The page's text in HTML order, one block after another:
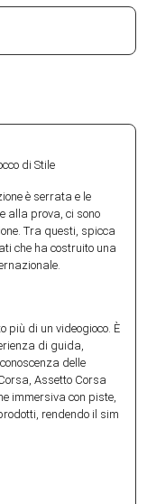
di Stile
è serrata e le
alla prova, ci sono
Tra questi, spicca
che ha costruito una
più di un videogioco. È
di guida,
delle
Assetto Corsa
immersiva con piste,
rendendo il sim